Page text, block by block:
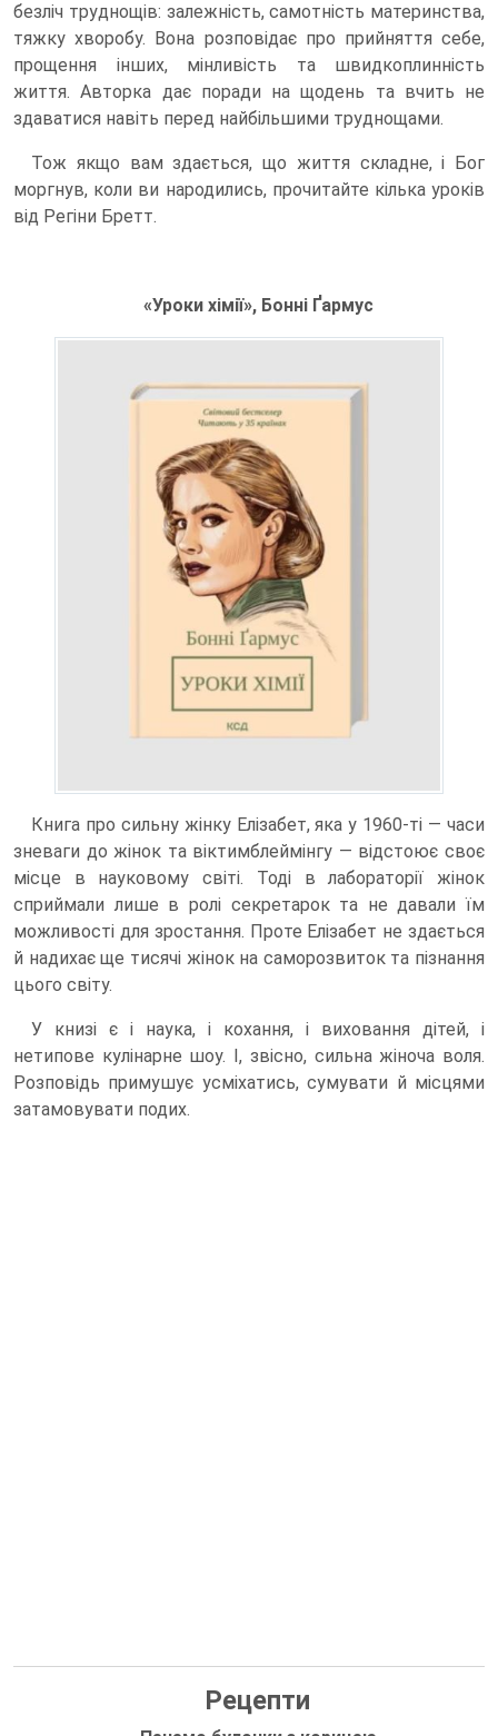
безліч труднощів: залежність, самотність материнства,
тяжку хворобу. Вона розповідає про прийняття себе,
прощення інших, мінливість та швидкоплинність
життя. Авторка дає поради на щодень та вчить не
здаватися навіть перед найбільшими труднощами.
Тож якщо вам здається, що життя складне, і Бог
моргнув, коли ви народились, прочитайте кілька уроків
від Регіни Бретт.
«Уроки хімії», Бонні Ґармус
Книга про сильну жінку Елізабет, яка у 1960-ті — часи
зневаги до жінок та віктимблеймінгу — відстоює своє
місце в науковому світі. Тоді в лабораторії жінок
сприймали лише в ролі секретарок та не давали їм
можливості для зростання. Проте Елізабет не здається
й надихає ще тисячі жінок на саморозвиток та пізнання
цього світу.
У книзі є і наука, і кохання, і виховання дітей, і
нетипове кулінарне шоу. І, звісно, сильна жіноча воля.
Розповідь примушує усміхатись, сумувати й місцями
затамовувати подих.
Рецепти